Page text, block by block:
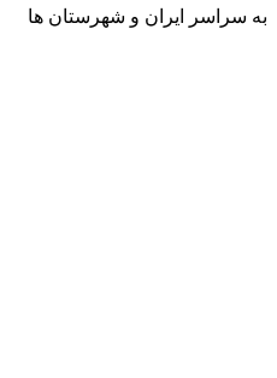
به سراسر ایران و شهرستان ها